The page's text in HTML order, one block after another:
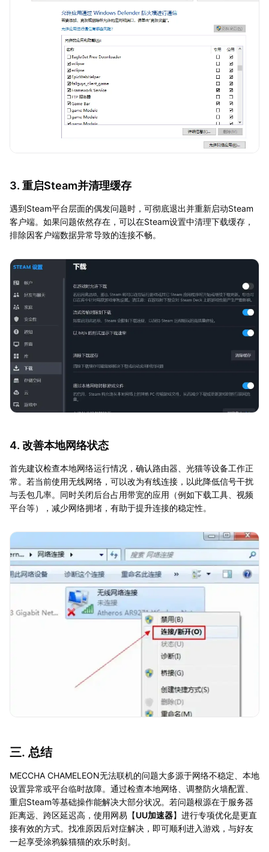
3. 重启Steam并清理缓存
遇到Steam平台层面的偶发问题时，可彻底退出并重新启动Steam
客户端。如果问题依然存在，可以在Steam设置中清理下载缓存，
排除因客户端数据异常导致的连接不畅。
4. 改善本地网络状态
首先建议检查本地网络运行情况，确认路由器、光猫等设备工作正
常。若当前使用无线网络，可以改为有线连接，以此降低信号干扰
与丢包几率。同时关闭后台占用带宽的应用（例如下载工具、视频
平台等），减少网络拥堵，有助于提升连接的稳定性。
三. 总结
MECCHA CHAMELEON无法联机的问题大多源于网络不稳定、本地
设置异常或平台临时故障。通过检查本地网络、调整防火墙配置、
重启Steam等基础操作能解决大部分状况。若问题根源在于服务器
距离远、跨区延迟高，使用网易【UU加速器】进行专项优化是更直
接有效的方式。找准原因后对症解决，即可顺利进入游戏，与好友
一起享受涂鸦躲猫猫的欢乐时刻。